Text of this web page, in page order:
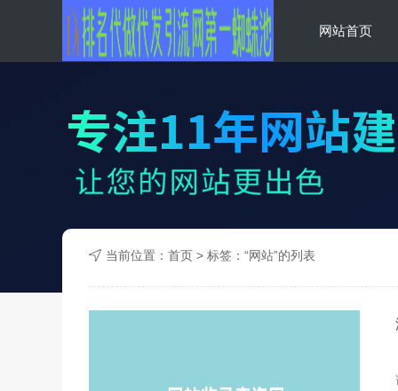
网站首页
当前位置： 首页 > 标签：“网站”的列表